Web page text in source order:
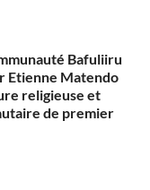
Bafuliiru
Etienne Matendo
religieuse et
de premier